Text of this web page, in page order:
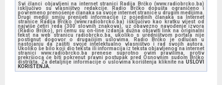
Svi članci objavljeni na internet stranici Radija Brčko (www.radiobrcko.ba)
isključivo su vlasništvo redakcije. Radio Brčko dopušta ograničeno i
povremeno prenošenje članaka sa svoje internet stranice u drugim medijima.
Drugi mediji smiju prenijeti informacije iz pojedinih članaka sa Internet
stranice Radija Brčko (www.radiobrcko.ba) isključivo kao kratku vijest od
najviše četiri reda (300 slovnih znakova), uz obavezno navođenje izvora
(Radio Brčko), pri čemu su on-line izdanja dužna objaviti link na originalni
tekst na web stranicu radiobrcko.ba, ukoliko s uredništvom portala nije
postignut dogovor o drugačijim uslovima. Radio Brčko je odlučan u
nastojanju da zaštiti svoje intelektualno vlasništvo i rad svojih autora.
Ukoliko se bilo koji dio teksta ili informacija iz teksta objavljenog na internet
stranici www.radiobrcko.ba prenese suprotno ovim pravilima, protiv
prekršioca će biti pokrenut pravni postupak pred Osnovnim sudom Brčko
distrikta. Za detaljnije informacije o uslovima korištenja kliknite na USLOVI
KORIŠTENJA.